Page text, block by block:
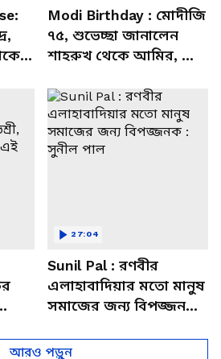
Modi Birthday : মোদীজি
৭৫, শুভেচ্ছা জানালেন
শাহরুখ থেকে আমির, কী
Sunil Pal : রণবীর
এলাহাবাদিয়ার মতো মানুষ
সমাজের জন্য বিপজ্জনক :
27:04
আরও পড়ুন